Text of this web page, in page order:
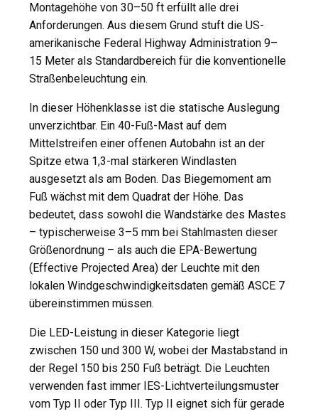
Montagehöhe von 30–50 ft erfüllt alle drei
Anforderungen. Aus diesem Grund stuft die US-
amerikanische Federal Highway Administration 9–
15 Meter als Standardbereich für die konventionelle
Straßenbeleuchtung ein.
In dieser Höhenklasse ist die statische Auslegung
unverzichtbar. Ein 40-Fuß-Mast auf dem
Mittelstreifen einer offenen Autobahn ist an der
Spitze etwa 1,3-mal stärkeren Windlasten
ausgesetzt als am Boden. Das Biegemoment am
Fuß wächst mit dem Quadrat der Höhe. Das
bedeutet, dass sowohl die Wandstärke des Mastes
– typischerweise 3–5 mm bei Stahlmasten dieser
Größenordnung – als auch die EPA-Bewertung
(Effective Projected Area) der Leuchte mit den
lokalen Windgeschwindigkeitsdaten gemäß ASCE 7
übereinstimmen müssen.
Die LED-Leistung in dieser Kategorie liegt
zwischen 150 und 300 W, wobei der Mastabstand in
der Regel 150 bis 250 Fuß beträgt. Die Leuchten
verwenden fast immer IES-Lichtverteilungsmuster
vom Typ II oder Typ III. Typ II eignet sich für gerade